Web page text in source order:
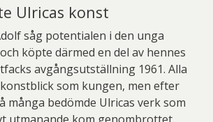
Ulricas konst
såg potentialen i den unga
köpte därmed en del av hennes
avgångsutställning 1961. Alla
som kungen, men efter
många bedömde Ulricas verk som